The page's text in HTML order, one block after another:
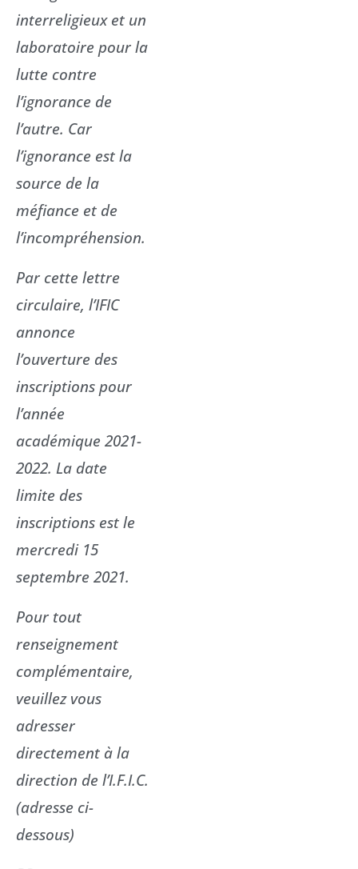
interreligieux et un
laboratoire pour la
lutte contre
l’ignorance de
l’autre. Car
l’ignorance est la
source de la
méfiance et de
l’incompréhension.
Par cette lettre
circulaire, l’IFIC
annonce
l’ouverture des
inscriptions pour
l’année
académique 2021-
2022. La date
limite des
inscriptions est le
mercredi 15
septembre 2021.
Pour tout
renseignement
complémentaire,
veuillez vous
adresser
directement à la
direction de l’I.F.I.C.
(adresse ci-
dessous)